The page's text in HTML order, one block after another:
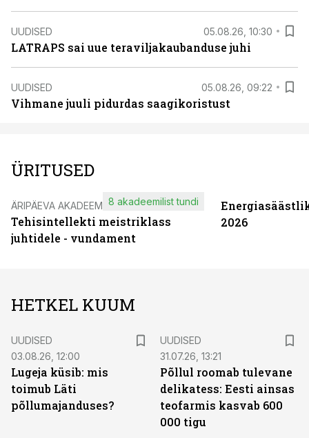
UUDISED 05.08.26, 10:30
LATRAPS sai uue teraviljakaubanduse juhi
UUDISED 05.08.26, 09:22
Vihmane juuli pidurdas saagikoristust
ÜRITUSED
ÄRIPÄEVA AKADEEMIA
Tehisintellekti meistriklass
juhtidele - vundament
8 akadeemilist tundi
2026
HETKEL KUUM
UUDISED
03.08.26, 12:00
Lugeja küsib: mis
toimub Läti
põllumajanduses?
UUDISED
31.07.26, 13:21
Põllul roomab tulevane
delikatess: Eesti ainsas
teofarmis kasvab 600
000 tigu